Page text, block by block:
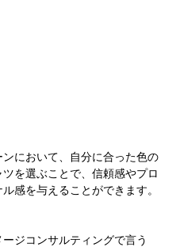
ンにおいて、自分に合った色の
ツを選ぶことで、信頼感やプロ
感を与えることができます。
ジコンサルティングで言う